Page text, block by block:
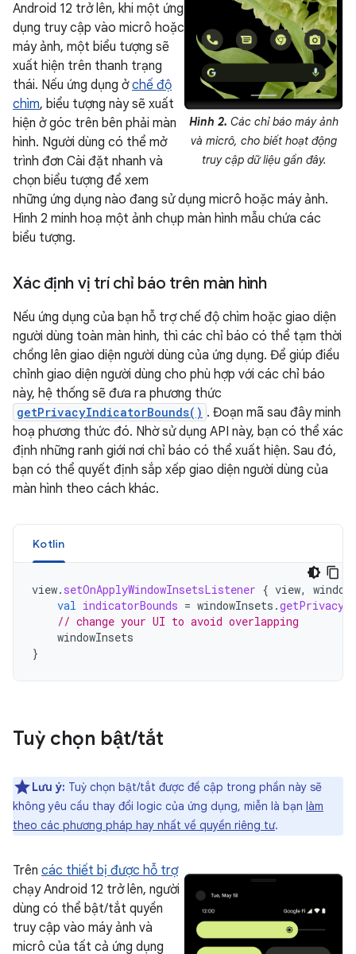
Hình 2. Các chỉ báo máy ảnh
và micrô, cho biết hoạt động
truy cập dữ liệu gần đây.
Android 12 trở lên, khi một ứng
dụng truy cập vào micrô hoặc
máy ảnh, một biểu tượng sẽ
xuất hiện trên thanh trạng
thái. Nếu ứng dụng ởchế độ
chìm, biểu tượng này sẽ xuất
hiện ở góc trên bên phải màn
hình. Người dùng có thể mở
trình đơn Cài đặt nhanh và
chọn biểu tượng để xem
những ứng dụng nào đang sử dụng micrô hoặc máy ảnh.
Hình 2 minh hoạ một ảnh chụp màn hình mẫu chứa các
biểu tượng.
Xác định vị trí chỉ báo trên màn hình
Nếu ứng dụng của bạn hỗ trợ chế độ chìm hoặc giao diện
người dùng toàn màn hình, thì các chỉ báo có thể tạm thời
chồng lên giao diện người dùng của ứng dụng. Để giúp điều
chỉnh giao diện người dùng cho phù hợp với các chỉ báo
này, hệ thống sẽ đưa ra phương thức
getPrivacyIndicatorBounds() . Đoạn mã sau đây minh
hoạ phương thức đó. Nhờ sử dụng API này, bạn có thể xác
định những ranh giới nơi chỉ báo có thể xuất hiện. Sau đó,
bạn có thể quyết định sắp xếp giao diện người dùng của
màn hình theo cách khác.
Kotlin
view. setOnApplyWindowInsetsListener { view,
val indicatorBounds = windowInsets .
// change your UI to avoid overlapping
windowInsets
}
Tuỳ chọn bật/tắt
Lưu ý: Tuỳ chọn bật/tắt được đề cập trong phần này sẽ
không yêu cầu thay đổi logic của ứng dụng, miễn là bạn làm
theo các phương pháp hay nhất về quyền riêng tư.
Trên các thiết bị được hỗ trợ
chạy Android 12 trở lên, người
dùng có thể bật/tắt quyền
truy cập vào máy ảnh và
micrô của tất cả ứng dụng